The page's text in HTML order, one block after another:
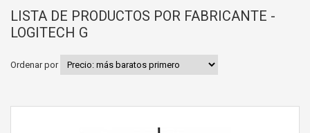
LISTA DE PRODUCTOS POR FABRICANTE -
LOGITECH G
Ordenar por